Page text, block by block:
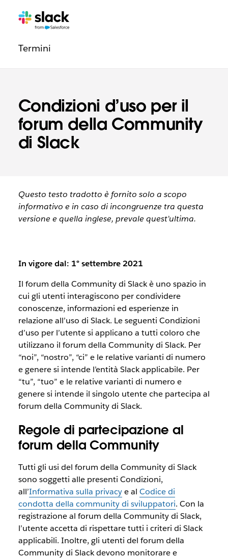
Condizioni d’uso per il
forum della Community
di Slack
Navigazione
degliPagine
Terminiaggiuntive
Questo testo tradotto è fornito solo a scopo
informativo e in caso di incongruenze tra questa
versione e quella inglese, prevale quest’ultima.
In vigore dal: 1° settembre 2021
Il forum della Community di Slack è uno spazio in
cui gli utenti interagiscono per condividere
conoscenze, informazioni ed esperienze in
relazione all’uso di Slack. Le seguenti Condizioni
d’uso per l’utente si applicano a tutti coloro che
utilizzano il forum della Community di Slack. Per
“noi”, “nostro”, “ci” e le relative varianti di numero
e genere si intende l’entità Slack applicabile. Per
“tu”, “tuo” e le relative varianti di numero e
genere si intende il singolo utente che partecipa al
forum della Community di Slack.
Regole di partecipazione al
forum della Community
Tutti gli usi del forum della Community di Slack
sono soggetti alle presenti Condizioni,
all’Informativa sulla privacye al Codice di
condotta della community di sviluppatori. Con la
registrazione al forum della Community di Slack,
l’utente accetta di rispettare tutti i criteri di Slack
applicabili. Inoltre, gli utenti del forum della
Community di Slack devono monitorare e